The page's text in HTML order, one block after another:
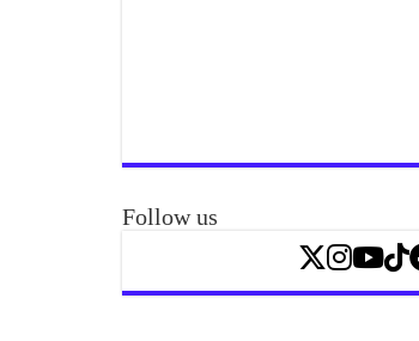
Follow us